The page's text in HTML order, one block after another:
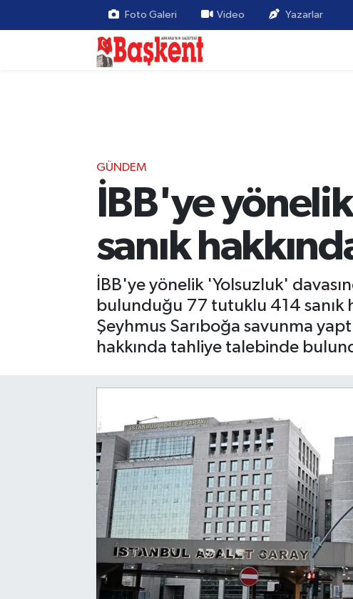
Foto Galeri Video Yazarlar
GÜNDEM
İBB'ye
sanık
İBB'ye yönelik 'Yolsuzluk'
bulunduğu 77 tutuklu 414 sanık
Şeyhmus Sarıboğa savunma
hakkında tahliye talebinde